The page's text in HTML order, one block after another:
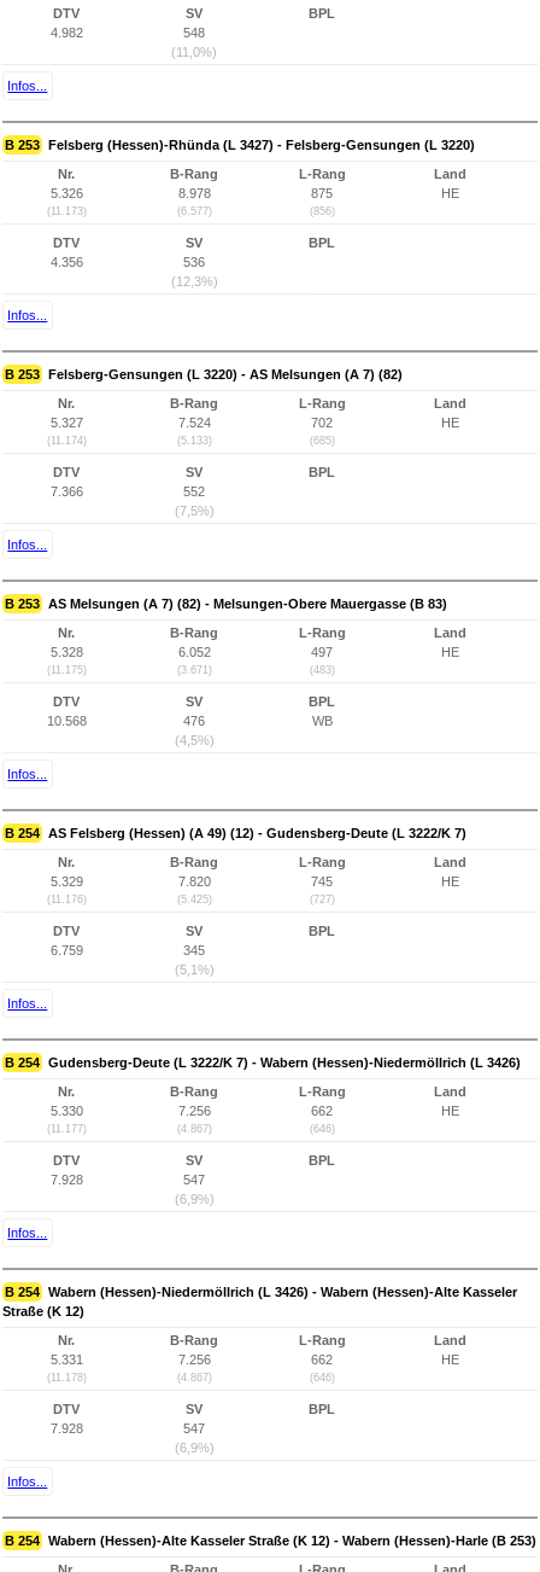
DTV
4.982
SV
548
(11,0%)
BPL
Infos...
B 253 Felsberg (Hessen)-Rhünda (L 3427) - Felsberg-Gensungen (L 3220)
Nr.
5.326
(11.173)
B-Rang
8.978
(6.577)
L-Rang
875
(856)
Land
HE
DTV
4.356
SV
536
(12,3%)
BPL
Infos...
B 253 Felsberg-Gensungen (L 3220) - AS Melsungen (A 7) (82)
Nr.
5.327
(11.174)
B-Rang
7.524
(5.133)
L-Rang
702
(685)
Land
HE
DTV
7.366
SV
552
(7,5%)
BPL
Infos...
B 253 AS Melsungen (A 7) (82) - Melsungen-Obere Mauergasse (B 83)
Nr.
5.328
(11.175)
B-Rang
6.052
(3.671)
L-Rang
497
(483)
Land
HE
DTV
10.568
SV
476
(4,5%)
BPL
WB
Infos...
B 254 AS Felsberg (Hessen) (A 49) (12) - Gudensberg-Deute (L 3222/K 7)
Nr.
5.329
(11.176)
B-Rang
7.820
(5.425)
L-Rang
745
(727)
Land
HE
DTV
6.759
SV
345
(5,1%)
BPL
Infos...
B 254 Gudensberg-Deute (L 3222/K 7) - Wabern (Hessen)-Niedermöllrich (L 3426)
Nr.
5.330
(11.177)
B-Rang
7.256
(4.867)
L-Rang
662
(646)
Land
HE
DTV
7.928
SV
547
(6,9%)
BPL
Infos...
B 254 Wabern (Hessen)-Niedermöllrich (L 3426) - Wabern (Hessen)-Alte Kasseler
Straße (K 12)
Nr.
5.331
(11.178)
B-Rang
7.256
(4.867)
L-Rang
662
(646)
Land
HE
DTV
7.928
SV
547
(6,9%)
BPL
Infos...
B 254 Wabern (Hessen)-Alte Kasseler Straße (K 12) - Wabern (Hessen)-Harle (B 253)